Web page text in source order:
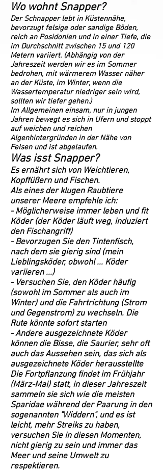
Wo wohnt Snapper?
Der Schnapper lebt in Küstennähe,
bevorzugt felsige oder sandige Böden,
reich an Posidonien und in einer Tiefe, die
im Durchschnitt zwischen 15 und 120
Metern variiert. (Abhängig von der
Jahreszeit werden wir es im Sommer
bedrohen, mit wärmerem Wasser näher
an der Küste, im Winter, wenn die
Wassertemperatur niedriger sein wird,
sollten wir tiefer gehen.)
Im Allgemeinen einsam, nur in jungen
Jahren bewegt es sich in Ufern und stoppt
auf weichen und reichen
Algenhintergründen in der Nähe von
Felsen und ist abgelaufen.
Was isst Snapper?
Es ernährt sich von Weichtieren,
Kopffüßern und Fischen.
Als eines der klugen Raubtiere
unserer Meere empfehle ich:
- Möglicherweise immer leben und fit
Köder (der Köder läuft weg, induziert
den Fischangriff)
- Bevorzugen Sie den Tintenfisch,
nach dem sie gierig sind (mein
Lieblingsköder, obwohl ... Köder
variieren ...)
- Versuchen Sie, den Köder häufig
(sowohl im Sommer als auch im
Winter) und die Fahrtrichtung (Strom
und Gegenstrom) zu wechseln. Die
Rute könnte sofort starten
- Andere ausgezeichnete Köder
können die Bisse, die Saurier, sehr oft
auch das Aussehen sein, das sich als
ausgezeichnete Köder herausstellte
Die Fortpflanzung findet im Frühjahr
(März-Mai) statt, in dieser Jahreszeit
sammeln sie sich wie die meisten
Sparidae während der Paarung in den
sogenannten "Widdern", und es ist
leicht, mehr Streiks zu haben,
versuchen Sie in diesen Momenten,
nicht gierig zu sein und immer das
Meer und seine Umwelt zu
respektieren.